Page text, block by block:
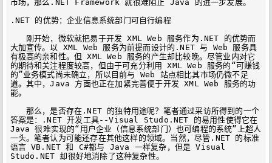
市场，那么.NET Framework 就很难阻止 Java 的进一步发展。
.NET 的优势：企业信息系统部门可自行编程
刚开始，微软就把易于开发 XML Web 服务作为.NET 的优势而
大加宣传。以 XML Web 服务为前提而设计的.NET 与 Web 服务具
有极高的亲和性。但 XML Web 服务的产生却比较晚。尽管业内对它
的期待和关注程度较高，但由于可充分利用 XML Web 服务的“可赚钱
的”业务模式尚未确立，所以目前与 Web 站点相比其市场仍微不足
道。其中，Java 方面也正在加紧完善便于开发 XML Web 服务的功
能。
那么，是否存在.NET 的独特用途呢？笔者通过采访所得到的一个
答案是：.NET 开发工具--Visual Studo.NET 的易用性使得它在
Java 很难实现的“用户企业（信息系统部门）也可编程的系统”上超人
一头。笔者认为可能还存在其他这样的领域。当然，尽管.NET 的标准
语言 VB.NET 和 C#都与 Java 一样复杂，但是 Visual
Studo.NET 却很好地消除了这种复杂性。